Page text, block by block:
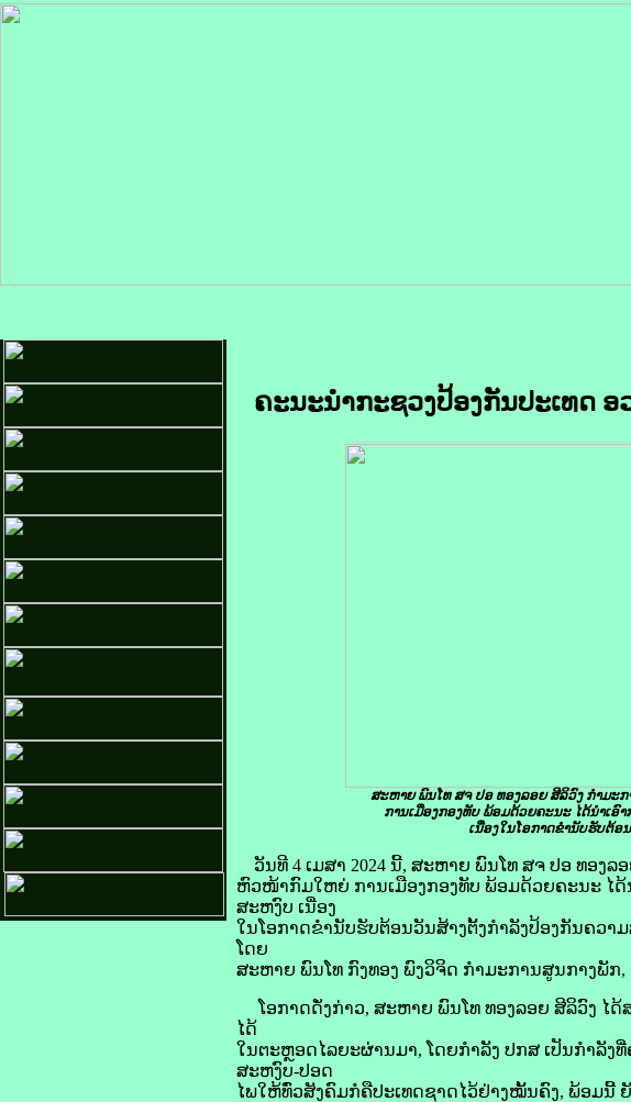
ຄະນະນຳກະຊວງປ້ອງກັນປະເທດ
ສະຫາຍ ພົນໂທ ສຈ ປອ ທອງລອຍ ສີລິວົງ ກຳມະກ
ການເມືອງກອງທັບ ພ້ອມດ້ວຍຄະນະ ໄດ້ນໍາເອົ
ເນື່ອງໃນໂອກາດຂໍ່ານັບຮັບຕ້ອ
ວັນທີ 4 ເມສາ 2024 ນີ້, ສະຫາຍ ພົນໂທ ສຈ ປອ ທອງ
ຫົວໜ້າກົມໃຫຍ່ ການເມືອງກອງທັບ ພ້ອມດ້ວຍຄະນະ ໄ
ສະຫງົບ ເນື່ອງ
ໃນໂອກາດຂໍ່ານັບຮັບຕ້ອນວັນສ້າງຕັ້ງກໍາລັງປ້ອງກັນຄວາມ
ໂດຍ
ສະຫາຍ ພົນໂທ ກົງທອງ ພົງວິຈິດ ກຳມະການສູນກາງພັ
ໂອກາດດັ່ງກ່າວ, ສະຫາຍ ພົນໂທ ທອງລອຍ ສີລິວົງ ໄ
ໄດ້
ໃນຕະຫຼອດໄລຍະຜ່ານມາ, ໂດຍກໍາລັງ ປກສ ເປັນກຳລັ
ສະຫງົບ-ປອດ
ໄພໃຫ້ທົ່ວສັງຄົມກໍຄືປະເທດຊາດໄວ້ຢ່າງໝັ້ນຄົງ, ພ້ອມນີ້